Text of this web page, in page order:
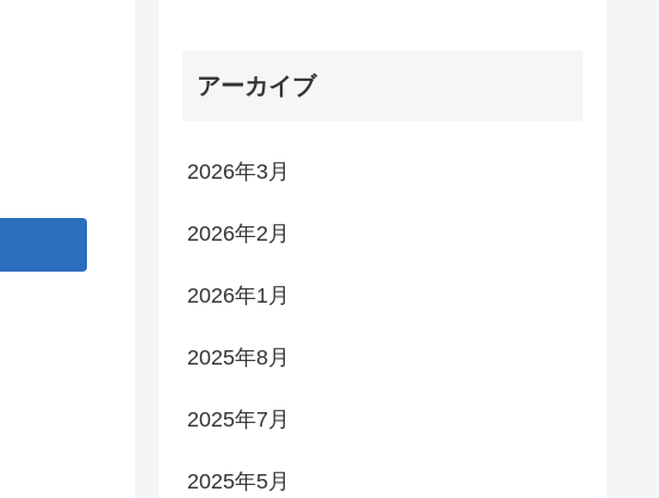
アーカイブ
2026年3月
2026年2月
2026年1月
2025年8月
2025年7月
2025年5月